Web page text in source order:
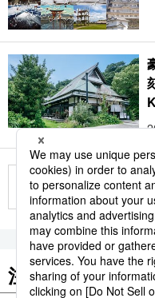
も
注目のキーワー